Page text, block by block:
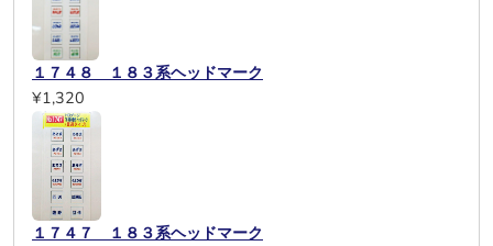
１７４８ １８３系ヘッドマーク
¥1,320
１７４７ １８３系ヘッドマーク